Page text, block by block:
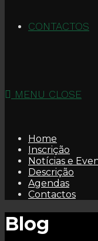
CONTACTOS
MENU CLOSE
Home
Inscrição
Notícias e
Descrição
Agendas
Contactos
Blog